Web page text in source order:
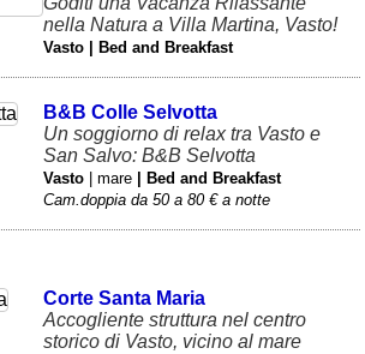
nella Natura a Villa Martina, Vasto!
Vasto | Bed and Breakfast
B&B Colle Selvotta
Un soggiorno di relax tra Vasto e
San Salvo: B&B Selvotta
Vasto | mare | Bed and Breakfast
Cam.doppia da 50 a 80 € a notte
Corte Santa Maria
Accogliente struttura nel centro
storico di Vasto, vicino al mare